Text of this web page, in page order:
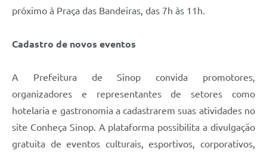
próximo à Praça das Bandeiras, das 7h às 11h.
Cadastro de novos eventos
A Prefeitura de Sinop convida promotores,
organizadores e representantes de setores como
hotelaria e gastronomia a cadastrarem suas atividades no
site Conheça Sinop. A plataforma possibilita a divulgação
gratuita de eventos culturais, esportivos, corporativos,